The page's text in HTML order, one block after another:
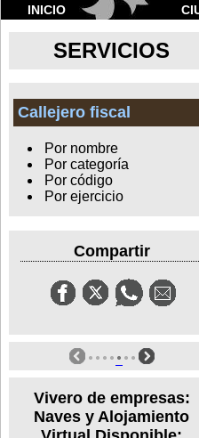
INICIO
SERVICIOS
Callejero fiscal
Por nombre
Por categoría
Por código
Por ejercicio
Compartir
Vivero de empresas:
Naves y Alojamiento